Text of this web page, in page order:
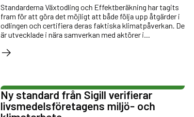
Standarderna Växtodling och Effektberäkning har tagits
fram för att göra det möjligt att både följa upp åtgärder i
odlingen och certifiera deras faktiska klimatpåverkan. De
är utvecklade i nära samverkan med aktörer i
och möter nya EU-krav på oberoende
Ny standard från Sigill verifierar
livsmedelsföretagens miljö- och